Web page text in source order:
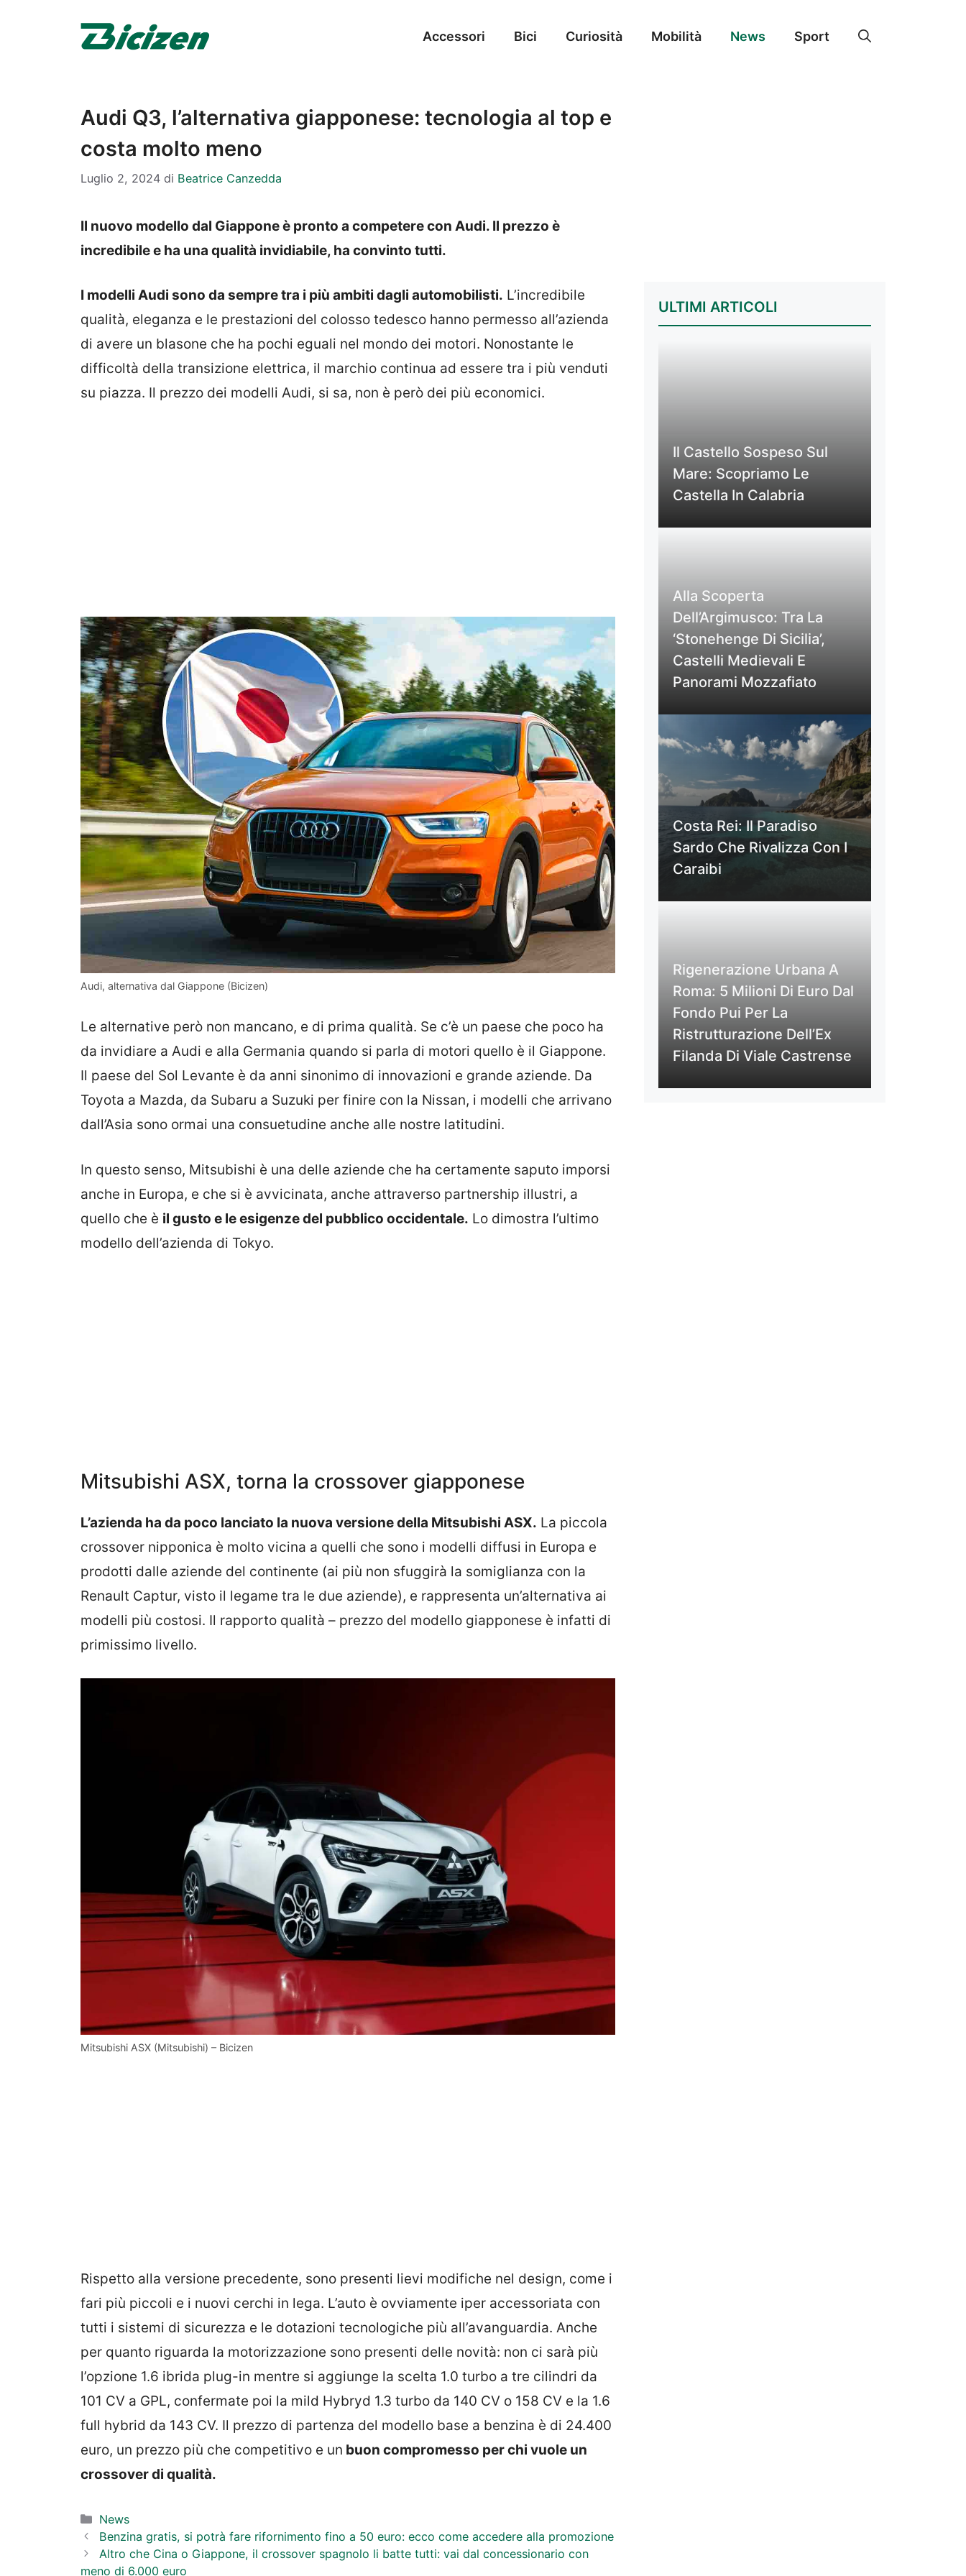
Accessori Bici Curiosità Mobilità News Sport
Audi Q3, l’alternativa giapponese: tecnologia al top e
costa molto meno
Luglio 2, 2024 di Beatrice Canzedda
Il nuovo modello dal Giappone è pronto a competere con Audi. Il prezzo è
incredibile e ha una qualità invidiabile, ha convinto tutti.
I modelli Audi sono da sempre tra i più ambiti dagli automobilisti. L’incredibile
qualità, eleganza e le prestazioni del colosso tedesco hanno permesso all’azienda
di avere un blasone che ha pochi eguali nel mondo dei motori. Nonostante le
difficoltà della transizione elettrica, il marchio continua ad essere tra i più venduti
su piazza. Il prezzo dei modelli Audi, si sa, non è però dei più economici.
Audi, alternativa dal Giappone (Bicizen)
Le alternative però non mancano, e di prima qualità. Se c’è un paese che poco ha
da invidiare a Audi e alla Germania quando si parla di motori quello è il Giappone.
Il paese del Sol Levante è da anni sinonimo di innovazioni e grande aziende. Da
Toyota a Mazda, da Subaru a Suzuki per finire con la Nissan, i modelli che arrivano
dall’Asia sono ormai una consuetudine anche alle nostre latitudini.
In questo senso, Mitsubishi è una delle aziende che ha certamente saputo imporsi
anche in Europa, e che si è avvicinata, anche attraverso partnership illustri, a
quello che è il gusto e le esigenze del pubblico occidentale. Lo dimostra l’ultimo
modello dell’azienda di Tokyo.
Mitsubishi ASX, torna la crossover giapponese
L’azienda ha da poco lanciato la nuova versione della Mitsubishi ASX. La piccola
crossover nipponica è molto vicina a quelli che sono i modelli diffusi in Europa e
prodotti dalle aziende del continente (ai più non sfuggirà la somiglianza con la
Renault Captur, visto il legame tra le due aziende), e rappresenta un’alternativa ai
modelli più costosi. Il rapporto qualità – prezzo del modello giapponese è infatti di
primissimo livello.
Mitsubishi ASX (Mitsubishi) – Bicizen
Rispetto alla versione precedente, sono presenti lievi modifiche nel design, come i
fari più piccoli e i nuovi cerchi in lega. L’auto è ovviamente iper accessoriata con
tutti i sistemi di sicurezza e le dotazioni tecnologiche più all’avanguardia. Anche
per quanto riguarda la motorizzazione sono presenti delle novità: non ci sarà più
l’opzione 1.6 ibrida plug-in mentre si aggiunge la scelta 1.0 turbo a tre cilindri da
101 CV a GPL, confermate poi la mild Hybryd 1.3 turbo da 140 CV o 158 CV e la 1.6
full hybrid da 143 CV. Il prezzo di partenza del modello base a benzina è di 24.400
euro, un prezzo più che competitivo e un buon compromesso per chi vuole un
crossover di qualità.
Categorie
News
Benzina gratis, si potrà fare rifornimento fino a 50 euro: ecco come accedere alla promozione
Altro che Cina o Giappone, il crossover spagnolo li batte tutti: vai dal concessionario con
meno di 6.000 euro
ULTIMI ARTICOLI
Il Castello Sospeso Sul
Mare: Scopriamo Le
Castella In Calabria
Alla Scoperta
Dell’Argimusco: Tra La
‘Stonehenge Di Sicilia’,
Castelli Medievali E
Panorami Mozzafiato
Costa Rei: Il Paradiso
Sardo Che Rivalizza Con I
Caraibi
Rigenerazione Urbana A
Roma: 5 Milioni Di Euro Dal
Fondo Pui Per La
Ristrutturazione Dell’Ex
Filanda Di Viale Castrense